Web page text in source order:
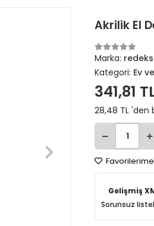
Akrilik El
Marka:
Kategori: Ev
341,81
28,48 TL 'den
Gelişmiş
Sorunsuz